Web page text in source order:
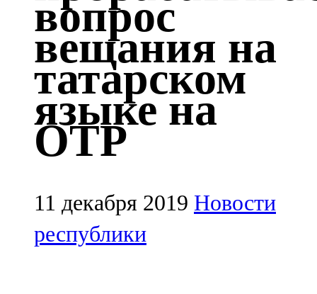
Казан
91,5 FM
Кайбыч
106,1 FM
Кама тамагы
71,51 FM
Кукмара
107,9 FM
Лениногорский
вопрос
вещания на
татарском
языке на
ОТР
11 декабря 2019 Новости
республики